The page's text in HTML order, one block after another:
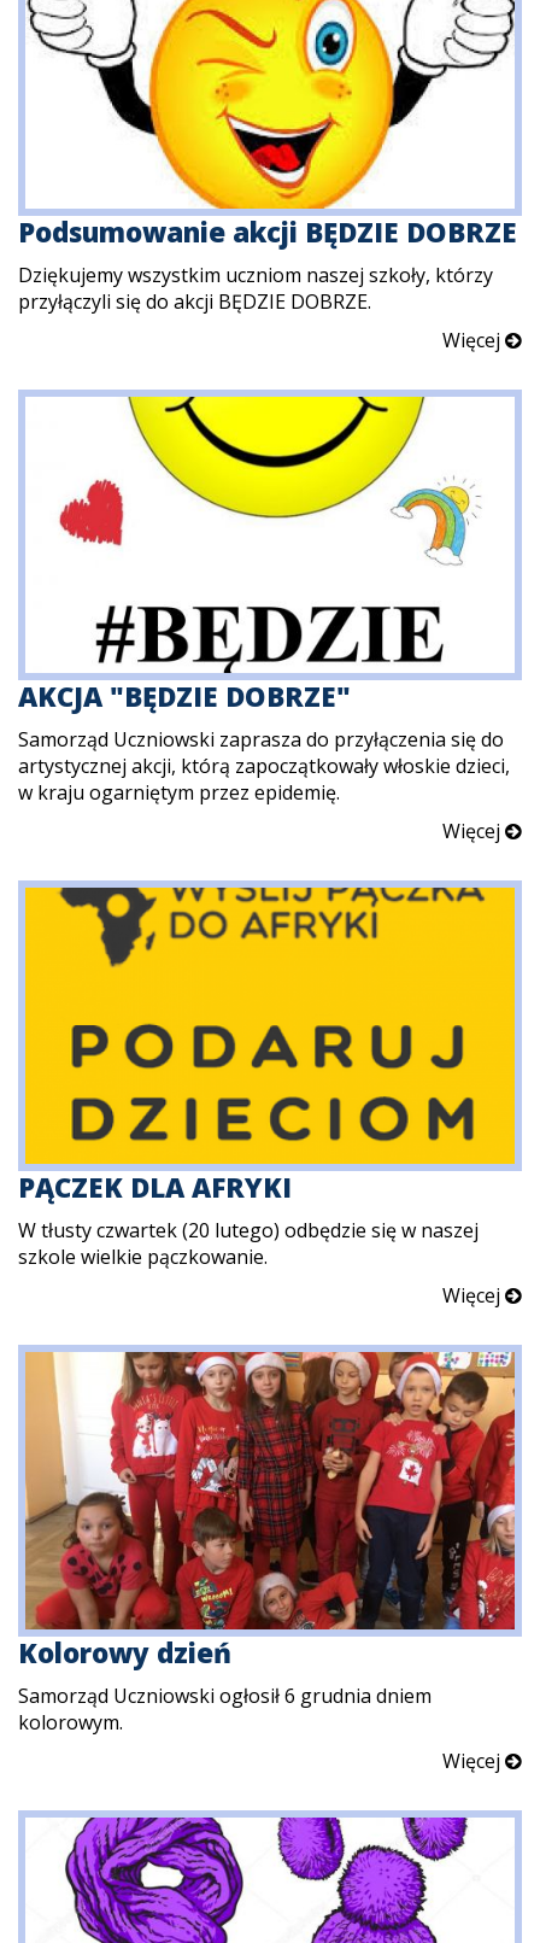
Podsumowanie akcji BĘDZIE DOBRZE
Dziękujemy wszystkim uczniom naszej szkoły, którzy
przyłączyli się do akcji BĘDZIE DOBRZE.
Więcej
AKCJA "BĘDZIE DOBRZE"
Samorząd Uczniowski zaprasza do przyłączenia się do
artystycznej akcji, którą zapoczątkowały włoskie dzieci,
w kraju ogarniętym przez epidemię.
Więcej
PĄCZEK DLA AFRYKI
W tłusty czwartek (20 lutego) odbędzie się w naszej
szkole wielkie pączkowanie.
Więcej
Kolorowy dzień
Samorząd Uczniowski ogłosił 6 grudnia dniem
kolorowym.
Więcej